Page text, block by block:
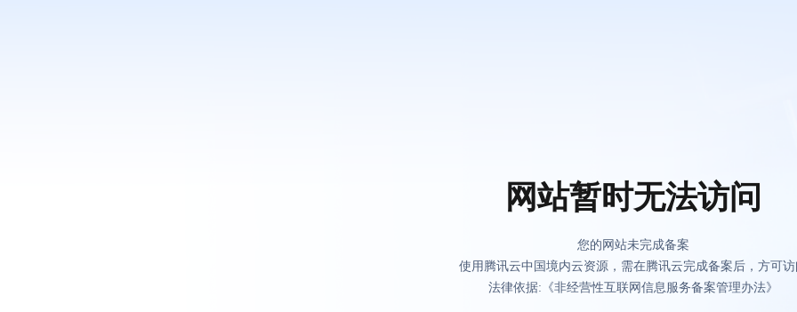
网站暂时无法访问
您的网站未完成备案
使用腾讯云中国境内云资源，需在腾讯云完成备案后，方可
法律依据:《非经营性互联网信息服务备案管理办法》